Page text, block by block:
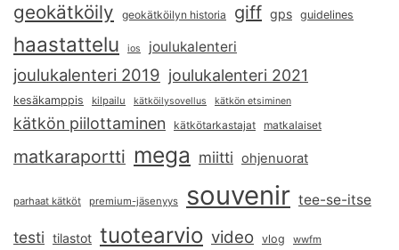
geokätköily geokätköilyn historia giff gps guidelines
haastattelu ios joulukalenteri
joulukalenteri 2019 joulukalenteri 2021
kesäkamppis kilpailu kätköilysovellus kätkön etsiminen
kätkön piilottaminen kätkötarkastajat matkalaiset
matkaraportti mega miitti ohjenuorat
parhaat kätköt premium-jäsenyys souvenir tee-se-itse
testi tilastot tuotearvio video vlog wwfm